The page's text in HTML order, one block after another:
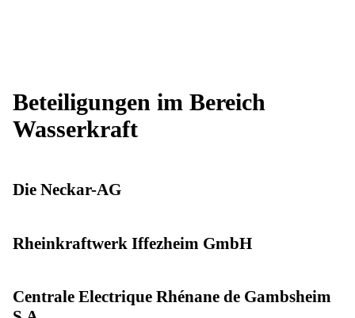
Beteiligungen im Bereich
Wasserkraft
Die Neckar-AG
Rheinkraftwerk Iffezheim GmbH
Centrale Electrique Rhénane de Gambsheim